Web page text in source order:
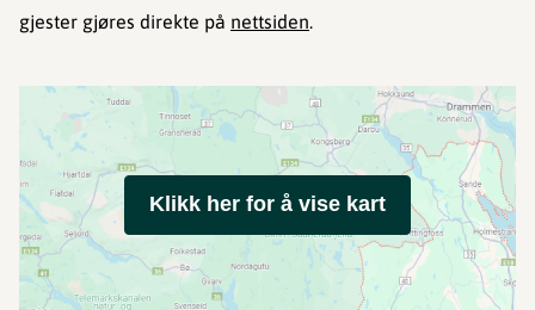
gjester gjøres direkte på nettsiden.
Klikk her for å vise kart